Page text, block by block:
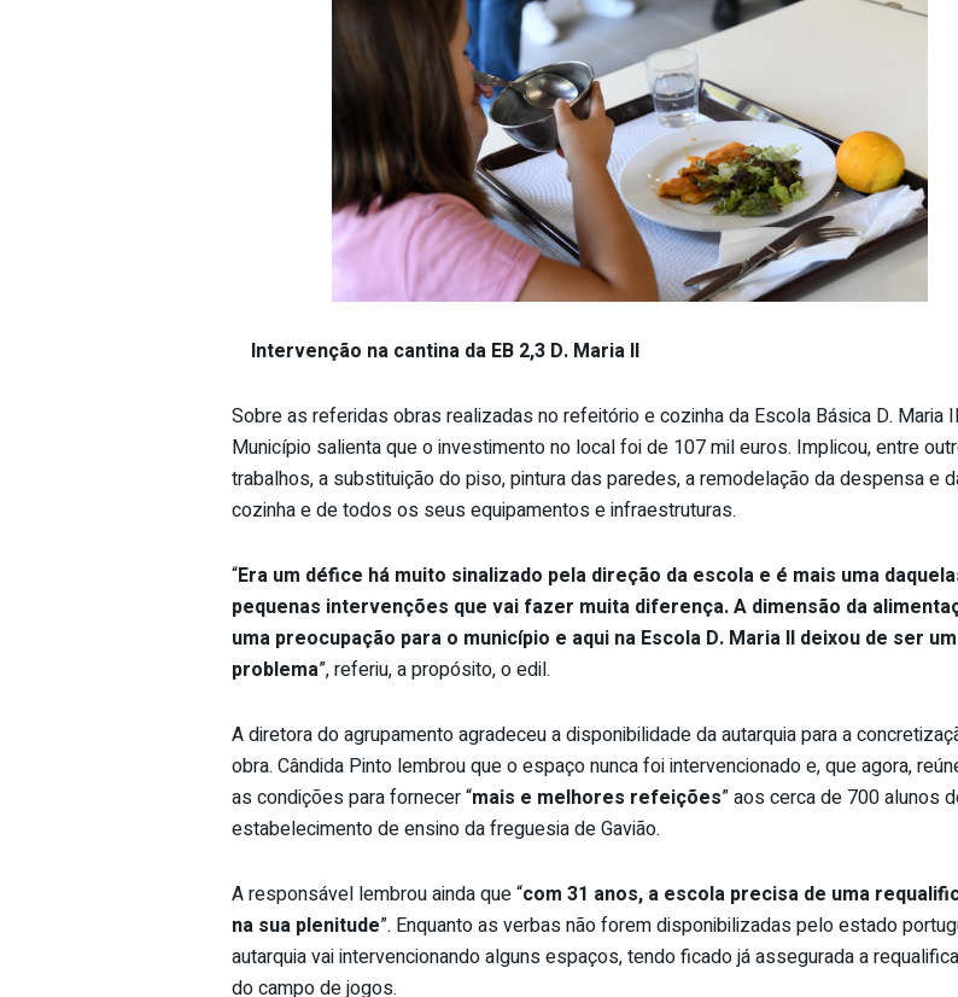
Intervenção na cantina da EB 2,3 D. Maria II
Sobre as referidas obras realizadas no refeitório e cozinha da Escola Básica D. Maria
Município salienta que o investimento no local foi de 107 mil euros. Implicou, entre
trabalhos, a substituição do piso, pintura das paredes, a remodelação da despensa e
cozinha e de todos os seus equipamentos e infraestruturas.
“Era um défice há muito sinalizado pela direção da escola e é mais uma
pequenas intervenções que vai fazer muita diferença. A dimensão da
uma preocupação para o município e aqui na Escola D. Maria II deixou de ser um
problema”, referiu, a propósito, o edil.
A diretora do agrupamento agradeceu a disponibilidade da autarquia para a
obra. Cândida Pinto lembrou que o espaço nunca foi intervencionado e, que agora,
as condições para fornecer “mais e melhores refeições” aos cerca de 700 alunos
estabelecimento de ensino da freguesia de Gavião.
A responsável lembrou ainda que “com 31 anos, a escola precisa de uma
na sua plenitude”. Enquanto as verbas não forem disponibilizadas pelo estado
autarquia vaiintervencionando alguns espaços, tendo ficado já assegurada a
docampo de jogos.